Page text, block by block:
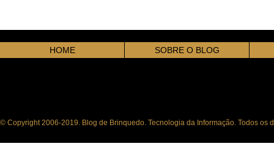
HOME SOBRE O BLOG
© Copyright 2006-2019. Blog de Brinquedo. Tecnologia da Informação. Todos os